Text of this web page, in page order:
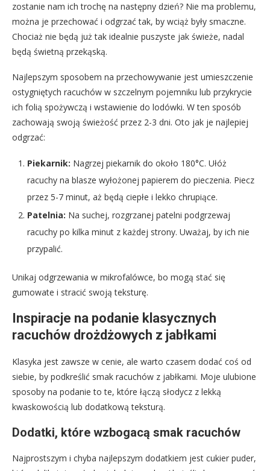
zostanie nam ich trochę na następny dzień? Nie ma problemu,
można je przechować i odgrzać tak, by wciąż były smaczne.
Chociaż nie będą już tak idealnie puszyste jak świeże, nadal
będą świetną przekąską.
Najlepszym sposobem na przechowywanie jest umieszczenie
ostygniętych racuchów w szczelnym pojemniku lub przykrycie
ich folią spożywczą i wstawienie do lodówki. W ten sposób
zachowają swoją świeżość przez 2-3 dni. Oto jak je najlepiej
odgrzać:
Piekarnik: Nagrzej piekarnik do około 180°C. Ułóż
racuchy na blasze wyłożonej papierem do pieczenia. Piecz
przez 5-7 minut, aż będą ciepłe i lekko chrupiące.
Patelnia: Na suchej, rozgrzanej patelni podgrzewaj
racuchy po kilka minut z każdej strony. Uważaj, by ich nie
przypalić.
Unikaj odgrzewania w mikrofalówce, bo mogą stać się
gumowate i stracić swoją teksturę.
Inspiracje na podanie klasycznych
racuchów drożdżowych z jabłkami
Klasyka jest zawsze w cenie, ale warto czasem dodać coś od
siebie, by podkreślić smak racuchów z jabłkami. Moje ulubione
sposoby na podanie to te, które łączą słodycz z lekką
kwaskowością lub dodatkową teksturą.
Dodatki, które wzbogacą smak racuchów
Najprostszym i chyba najlepszym dodatkiem jest cukier puder,